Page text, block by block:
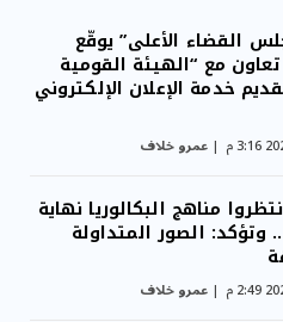
القضاء الأعلى” يوقّع
مع “الهيئة القومية
خدمة الإعلان الإلكتروني
عمرو خلاف
مناهج البكالوريا نهاية
الصور المتداولة
عمرو خلاف